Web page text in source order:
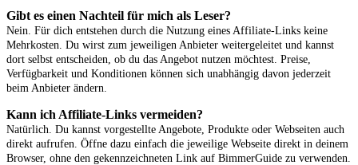
Gibt es einen Nachteil für mich als Leser?
Nein. Für dich entstehen durch die Nutzung eines Affiliate-Links keine
Mehrkosten. Du wirst zum jeweiligen Anbieter weitergeleitet und kannst
dort selbst entscheiden, ob du das Angebot nutzen möchtest. Preise,
Verfügbarkeit und Konditionen können sich unabhängig davon jederzeit
beim Anbieter ändern.
Kann ich Affiliate-Links vermeiden?
Natürlich. Du kannst vorgestellte Angebote, Produkte oder Webseiten auch
direkt aufrufen. Öffne dazu einfach die jeweilige Webseite direkt in deinem
Browser, ohne den gekennzeichneten Link auf BimmerGuide zu verwenden.